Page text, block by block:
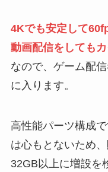
4Kでも安定して
動画配信をしても
なので、ゲーム配
に入ります。
高性能パーツ構成
は心もとないため
32GB以上に増設を